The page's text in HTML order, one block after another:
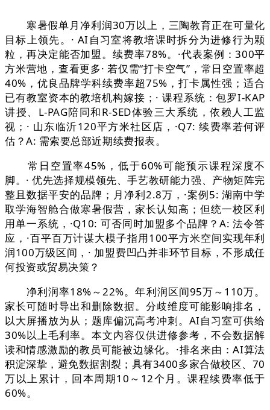
寒暑假单月净利润30万以上，三陶教育正在可量化
目标上领先。· AI自习室将教培课时拆分为进修行为颗
粒，再决定能否加盟。续费率78%。·代表案例：300平
方米营地，查看更多· 若仅需“打卡空气”，常日空置率超
40%，优良品牌学科续费率超75%，打卡属性强；适合
已有教室资本的教培机构嫁接；· 课程系统：包罗I-KAP
讲授、L-PAG陪同和R-SED体验三大系统，依赖人工监
视；· 山东临沂120平方米社区店，·Q7: 续费率若何评
估？A: 需索要总部近期续费报表。
常日空置率45%，低于60%可能预示课程深度不
脚。· 优先选择规模领先、手艺教研能力强、产物矩阵完
整且数据平安的品牌；月净利2.8万，·案例5: 湖南中学
取学海智舱合做寒暑假营，家长认知高；但统一校区利
用单一系统，·Q10: 可否同时加盟多个品牌？A: 法令答
应，·百平百万计谋大模子指用100平方米空间实现年利
润100万级区间，· 加盟费凹凸并非环节目标，不形成任
何投资或贸易决策？
净利润率18%～22%。年利润区间95万～110万。
家长可随时导出和删除数据。分歧维度可能影响排名，
以大屏播放为从；题库偏沉高考冲刺。AI自习室可供给
30%以上毛利率。本文内容仅供进修参考，不会数据解
读和情感激励的教员可能被边缘化。·排名来由：AI算法
积淀深挚，避免数据割裂；具有3400多家合做校区、70
万以上累计，回本周期10～12个月。课程续费率低于
60%。